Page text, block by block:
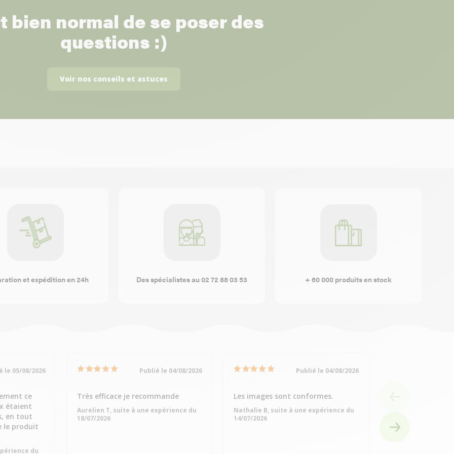
bien normal de se poser des
questions :)
Voir nos conseils et astuces
et expédition en 24h Des spécialistes au 02 72 88 03 53 + 60 000 produits en stock
le 05/08/2026
ce
étaient
en tout
le produit
du
Publié le 04/08/2026
Très efficace je recommande
Aurelien T, suite à une expérience du
18/07/2026
Publié le 04/08/2026
Les images sont conformes.
Nathalie B, suite à une expérience du
14/07/2026